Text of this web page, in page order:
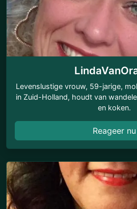
Levenslustige vrouw, 59-jarige,
in Zuid-Holland, houdt van
en koken.
Reageer nu